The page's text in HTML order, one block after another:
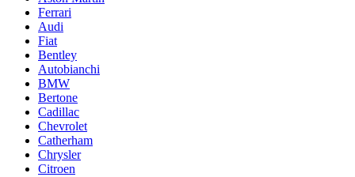
Ferrari
Audi
Fiat
Bentley
Autobianchi
BMW
Bertone
Cadillac
Chevrolet
Catherham
Chrysler
Citroen